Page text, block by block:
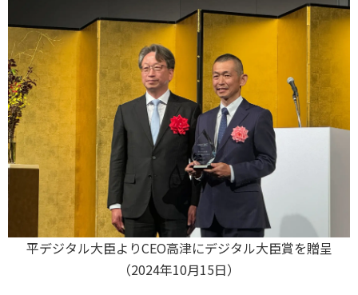
平デジタル大臣よりCEO高津にデジタル大臣賞を贈呈
（2024年10月15日）